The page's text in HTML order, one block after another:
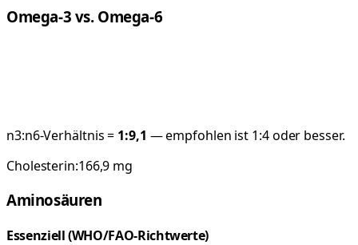
Omega-3 vs. Omega-6
n3:n6-Verhältnis = 1:9,1 — empfohlen ist 1:4 oder besser.
Cholesterin:166,9 mg
Aminosäuren
Essenziell (WHO/FAO-Richtwerte)